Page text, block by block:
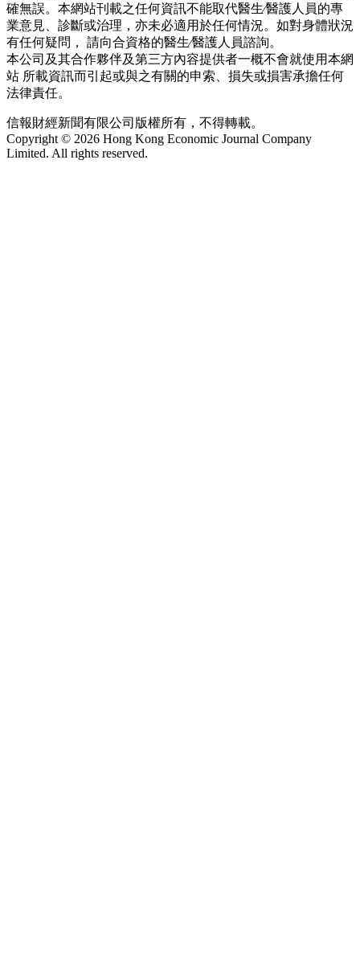
確無誤。本網站刊載之任何資訊不能取代醫生∕醫護人員的專
業意見、診斷或治理，亦未必適用於任何情況。如對身體狀況
有任何疑問， 請向合資格的醫生∕醫護人員諮詢。
本公司及其合作夥伴及第三方內容提供者一概不會就使用本網
站 所載資訊而引起或與之有關的申索、損失或損害承擔任何
法律責任。
信報財經新聞有限公司版權所有，不得轉載。
Copyright © 2026 Hong Kong Economic Journal Company
Limited. All rights reserved.